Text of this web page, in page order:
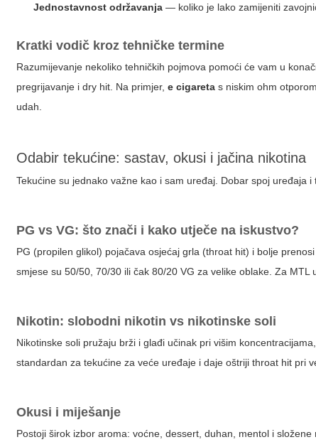
Jednostavnost održavanja — koliko je lako zamijeniti
Kratki vodič kroz tehničke termine
Razumijevanje nekoliko tehničkih pojmova pomoći će vam u
pregrijavanje i dry hit. Na primjer,e cigareta s niskim ohm
udah.
Odabir tekućine: sastav, okusi i jačina nikotina
Tekućine su jednako važne kao i sam uređaj. Dobar spoj uređaja
PG vs VG: što znači i kako utječe na iskustvo?
PG (propilen glikol) pojačava osjećaj grla (throat hit) i bolje
smjese su 50/50, 70/30 ili čak 80/20 VG za velike oblake. Za
Nikotin: slobodni nikotin vs nikotinske soli
Nikotinske soli pružaju brži i glađi učinak pri višim
standardan za tekućine za veće uređaje i daje oštriji throat hit pri
Okusi i miješanje
Postoji širok izbor aroma: voćne, dessert, duhan, mentol i